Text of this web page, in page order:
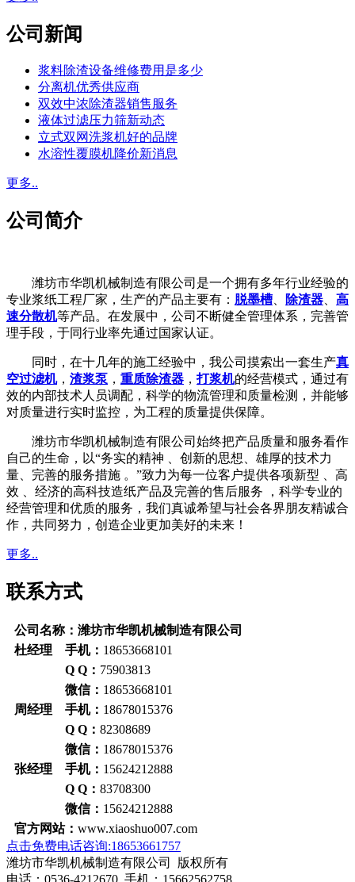
公司新闻
浆料除渣设备维修费用是多少
分离机优秀供应商
双效中浓除渣器销售服务
液体过滤压力筛新动态
立式双网洗浆机好的品牌
水溶性覆膜机降价新消息
更多..
公司简介
潍坊市华凯机械制造有限公司是一个拥有多年行业经验的
专业浆纸工程厂家，生产的产品主要有： 脱墨槽、 除渣器、 高
速分散机等产品。在发展中，公司不断健全管理体系，完善管
理手段，于同行业率先通过国家认证。
同时，在十几年的施工经验中，我公司摸索出一套生产真
空过滤机， 渣浆泵 ， 重质除渣器 ，打浆机的经营模式，通过有
效的内部技术人员调配，科学的物流管理和质量检测，并能够
对质量进行实时监控，为工程的质量提供保障。
潍坊市华凯机械制造有限公司始终把产品质量和服务看作
自己的生命，以“务实的精神 、创新的思想、雄厚的技术力
量、完善的服务措施 。”致力为每一位客户提供各项新型 、高
效 、经济的高科技造纸产品及完善的售后服务 ，科学专业的
经营管理和优质的服务，我们真诚希望与社会各界朋友精诚合
作，共同努力，创造企业更加美好的未来！
更多..
联系方式
公司名称：潍坊市华凯机械制造有限公司
杜经理 手机： 18653668101
Q Q： 75903813
微信： 18653668101
周经理 手机： 18678015376
Q Q： 82308689
微信： 18678015376
张经理 手机： 15624212888
Q Q： 83708300
微信： 15624212888
官方网站： www.xiaoshuo007.com
点击免费电话咨询:18653661757
潍坊市华凯机械制造有限公司 版权所有